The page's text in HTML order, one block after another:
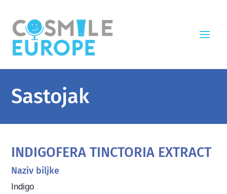
Sastojak
INDIGOFERA TINCTORIA EXTRACT
Naziv biljke
Indigo